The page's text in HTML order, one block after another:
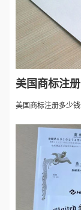
美国商标注
美国商标注册多少